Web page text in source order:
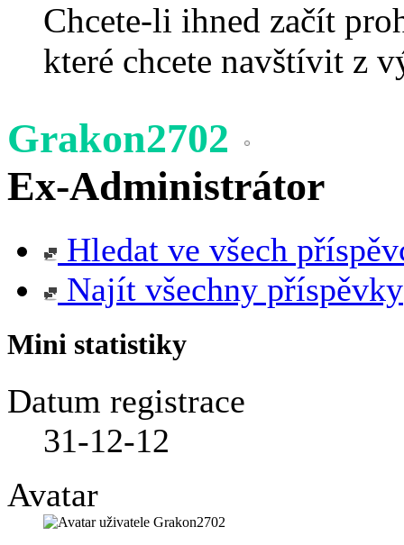
Chcete-li ihned začít
které chcete navštívit z
Grakon2702
Ex-Administrátor
Hledat ve všech
Najít všechny příspěvky
Mini statistiky
Datum registrace
31-12-12
Avatar